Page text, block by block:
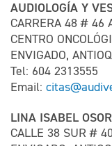
AUDIOLOGÍA Y
CARRERA 48 # 46
CENTRO
ENVIGADO,
Tel: 604 2313555
Email:
LINA ISABEL
CALLE 38 SUR #